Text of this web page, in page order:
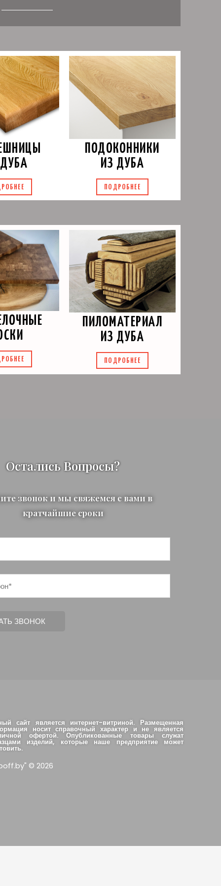
ПОДОКОННИКИ
ИЗ ДУБА
ПОДРОБНЕЕ
ПИЛОМАТЕРИАЛ
ИЗ ДУБА
ПОДРОБНЕЕ
Остались Вопросы?
звонок и мы свяжемся с вами в
кратчайшие сроки
сайт является интернет-витриной. Размещенная
носит справочный характер и не является
офертой. Опубликованные товары служат
изделий, которые наше предприятие может
© 2026